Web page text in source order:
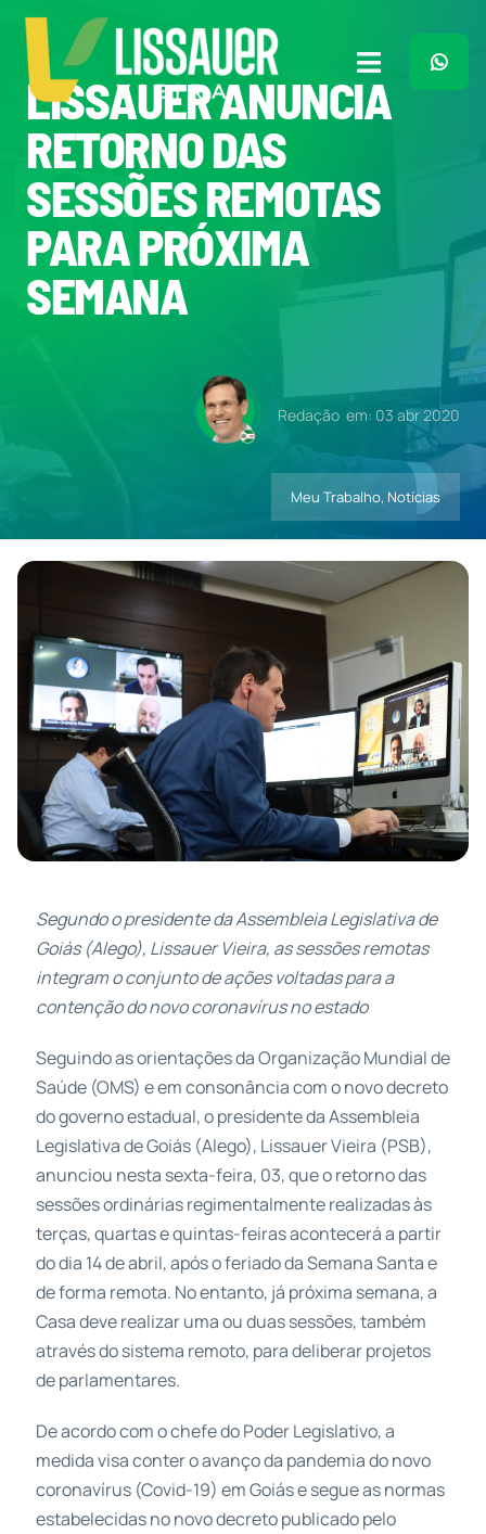
para
conteúdo
Toggle
Navigation
Home
Plano de Governo
Meu Trabalho
LISSAUER ANUNCIA
RETORNO DAS
SESSÕES REMOTAS
PARA PRÓXIMA
SEMANA
Redação em: 03 abr 2020
Meu Trabalho, Notícias
Segundo o presidente da Assembleia Legislativa de
Goiás (Alego), Lissauer Vieira, as sessões remotas
integram o conjunto de ações voltadas para a
contenção do novo coronavírus no estado
Seguindo as orientações da Organização Mundial de
Saúde (OMS) e em consonância com o novo decreto
do governo estadual, o presidente da Assembleia
Legislativa de Goiás (Alego), Lissauer Vieira (PSB),
anunciou nesta sexta-feira, 03, que o retorno das
sessões ordinárias regimentalmente realizadas às
terças, quartas e quintas-feiras acontecerá a partir
do dia 14 de abril, após o feriado da Semana Santa e
de forma remota. No entanto, já próxima semana, a
Casa deve realizar uma ou duas sessões, também
através do sistema remoto, para deliberar projetos
de parlamentares.
De acordo com o chefe do Poder Legislativo, a
medida visa conter o avanço da pandemia do novo
coronavírus (Covid-19) em Goiás e segue as normas
estabelecidas no novo decreto publicado pelo